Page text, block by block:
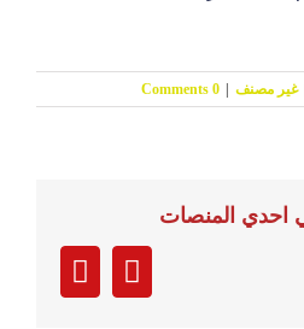
غير مصنف |
0 Comments
احدي المنصات
Facebook